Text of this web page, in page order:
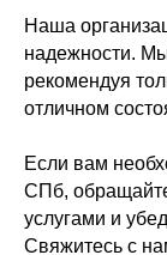
Наша
надежности.
рекомендуя
отличном
Если вам
СПб,
услугами и
Свяжитесь с